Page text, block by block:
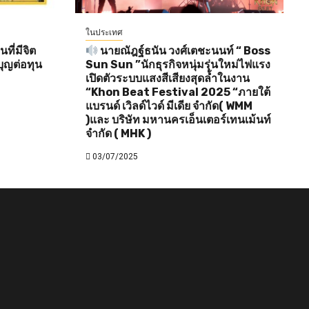
ที่มีจิต
ญต่อทุน
ในประเทศ
นายณัฎฐ์ธนัน วงศ์เตชะนนท์ “ Boss
Sun Sun ”นักธุรกิจหนุ่มรุ่นใหม่ไฟแรง
เปิดตัวระบบแสงสีเสียงสุดล้ำในงาน
“Khon Beat Festival 2025 “ภายใต้
แบรนด์ เวิลด์ไวด์ มีเดีย จำกัด( WMM
)และ บริษัท มหานครเอ็นเตอร์เทนเม้นท์
จำกัด ( MHK )
03/07/2025